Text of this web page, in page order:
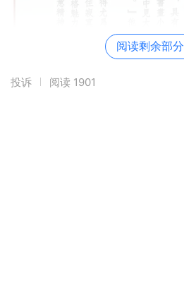
阅读剩余部分
投诉 阅读 1901